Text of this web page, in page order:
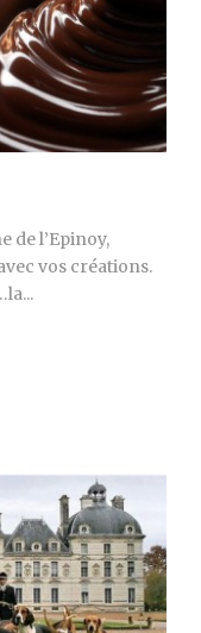
de l’Epinoy,
vos créations.